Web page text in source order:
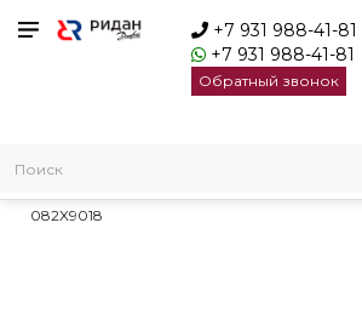
+7 931 988-41-81
+7 931 988-41-81
Обратный звонок
Трубопроводная арматура
082X9018